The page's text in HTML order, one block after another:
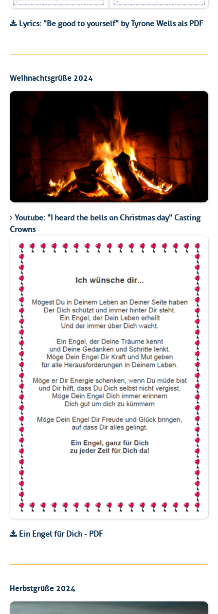
Lyrics: "Be good to yourself" by Tyrone Wells als PDF
Weihnachtsgrüße 2024
Youtube: "I heard the bells on Christmas day" Casting
Crowns
Ein Engel für Dich - PDF
Herbstgrüße 2024